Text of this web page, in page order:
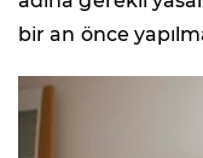
bir an önce